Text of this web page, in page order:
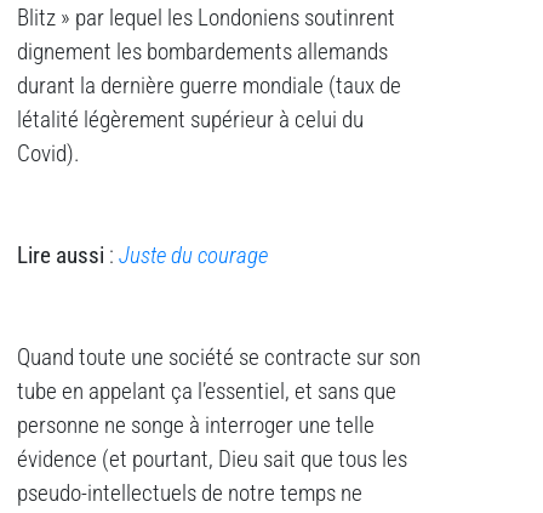
Blitz » par lequel les Londoniens soutinrent
dignement les bombardements allemands
durant la dernière guerre mondiale (taux de
létalité légèrement supérieur à celui du
Covid).
Lire aussi : Juste du courage
Quand toute une société se contracte sur son
tube en appelant ça l’essentiel, et sans que
personne ne songe à interroger une telle
évidence (et pourtant, Dieu sait que tous les
pseudo-intellectuels de notre temps ne